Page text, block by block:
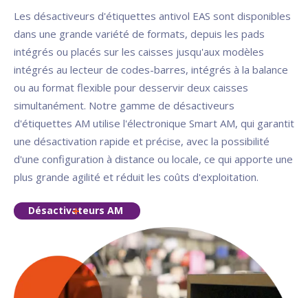
Les désactiveurs d'étiquettes antivol EAS sont disponibles
dans une grande variété de formats, depuis les pads
intégrés ou placés sur les caisses jusqu'aux modèles
intégrés au lecteur de codes-barres, intégrés à la balance
ou au format flexible pour desservir deux caisses
simultanément. Notre gamme de désactiveurs
d'étiquettes AM utilise l'électronique Smart AM, qui garantit
une désactivation rapide et précise, avec la possibilité
d'une configuration à distance ou locale, ce qui apporte une
plus grande agilité et réduit les coûts d'exploitation.
Désactivateurs AM